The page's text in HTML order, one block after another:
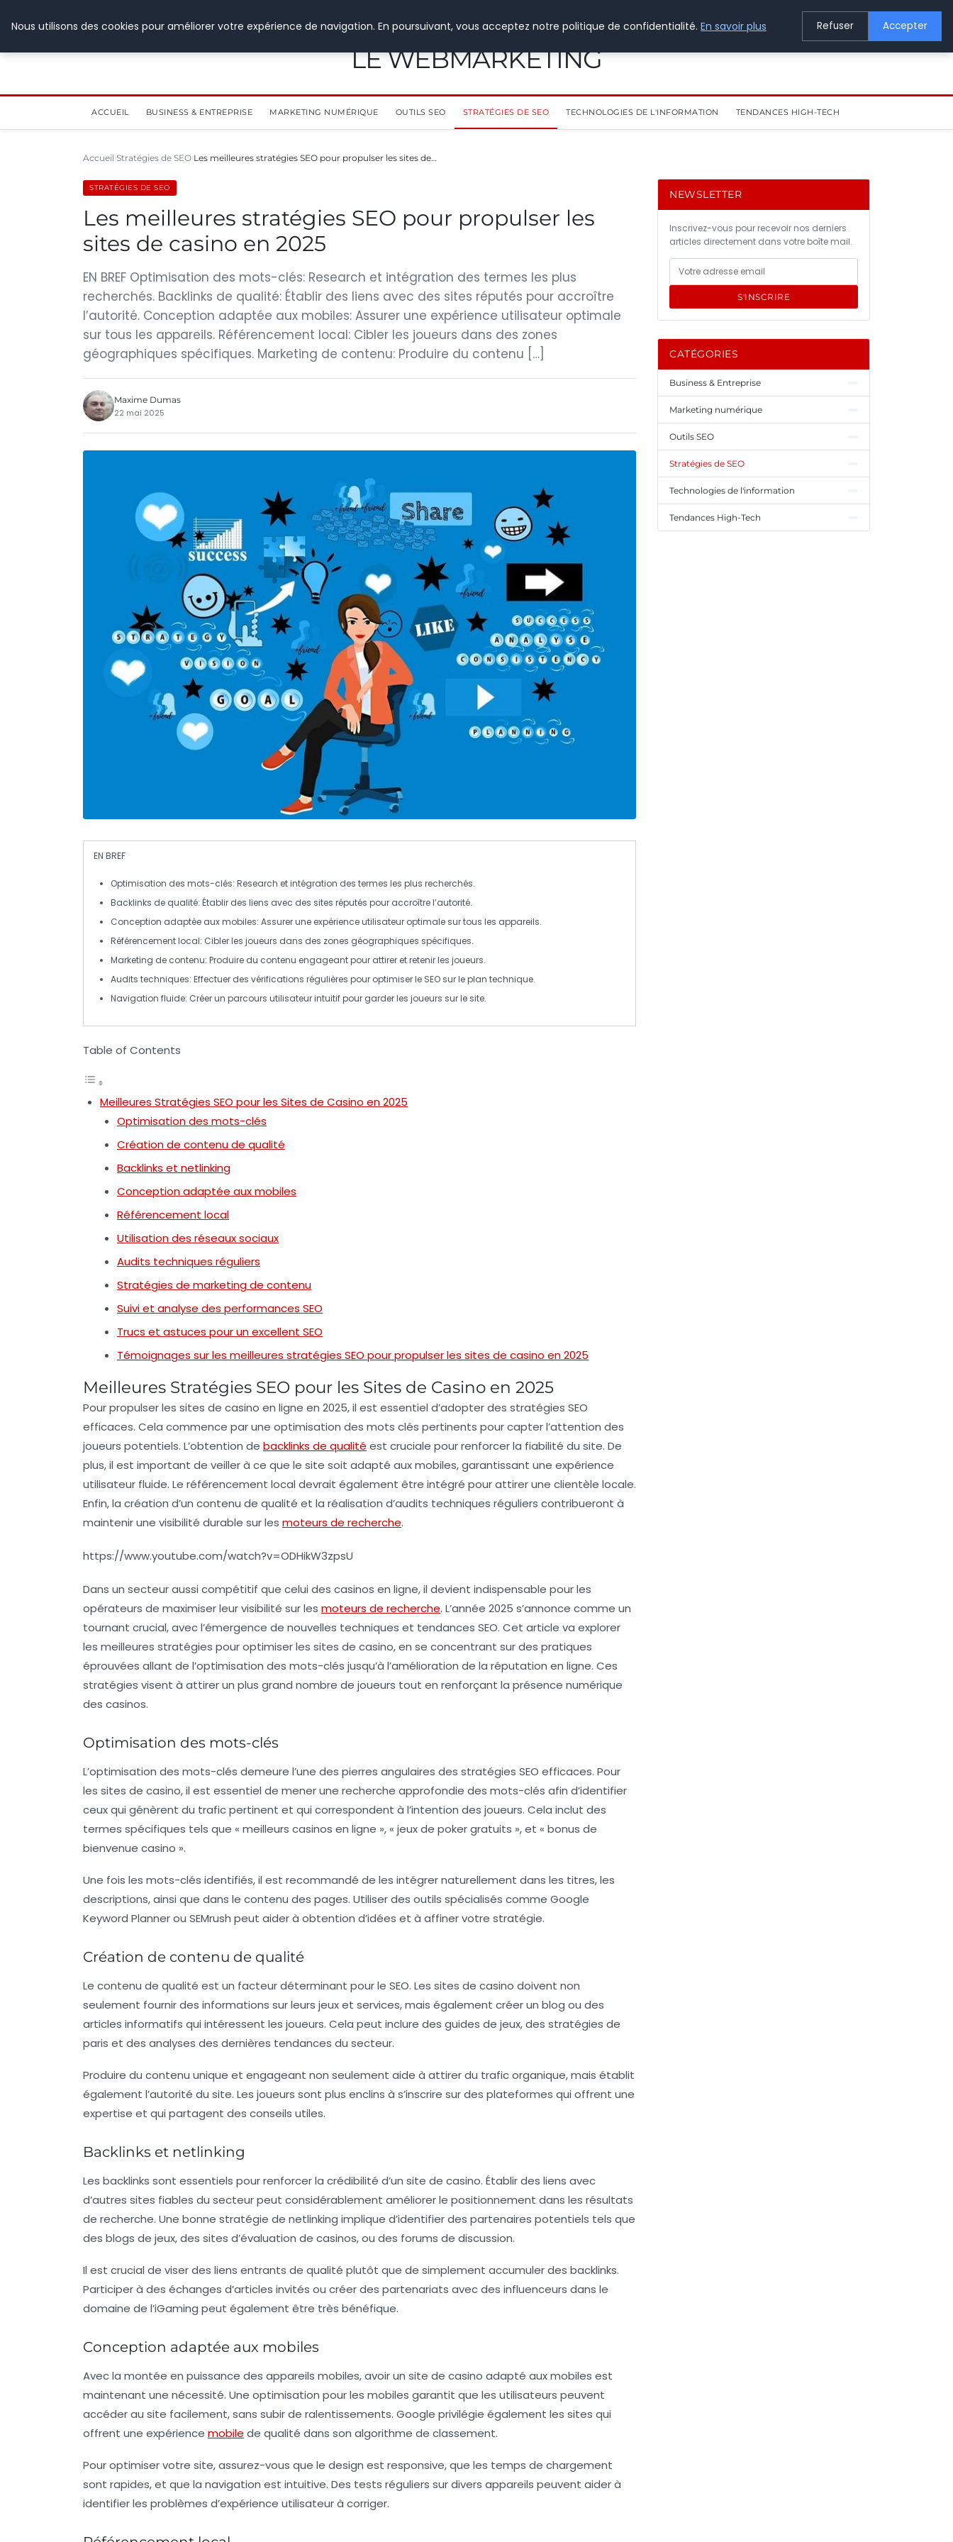
LE WEBMARKETING
ACCUEIL BUSINESS & ENTREPRISE MARKETING NUMÉRIQUE OUTILS SEO STRATÉGIES DE SEO TECHNOLOGIES DE L'INFORMATION TENDANCES HIGH-TECH
Accueil Stratégies de SEO Les meilleures stratégies SEO pour propulser les sites de…
STRATÉGIES DE SEO
Les meilleures stratégies SEO pour propulser les
sites de casino en 2025
EN BREF Optimisation des mots-clés: Research et intégration des termes les plus
recherchés. Backlinks de qualité: Établir des liens avec des sites réputés pour accroître
l’autorité. Conception adaptée aux mobiles: Assurer une expérience utilisateur optimale
sur tous les appareils. Référencement local: Cibler les joueurs dans des zones
géographiques spécifiques. Marketing de contenu: Produire du contenu […]
Maxime Dumas
22 mai 2025
EN BREF
Optimisation des mots-clés: Research et intégration des termes les plus recherchés.
Backlinks de qualité: Établir des liens avec des sites réputés pour accroître l’autorité.
Conception adaptée aux mobiles: Assurer une expérience utilisateur optimale sur tous les appareils.
Référencement local: Cibler les joueurs dans des zones géographiques spécifiques.
Marketing de contenu: Produire du contenu engageant pour attirer et retenir les joueurs.
Audits techniques: Effectuer des vérifications régulières pour optimiser le SEO sur le plan technique.
Navigation fluide: Créer un parcours utilisateur intuitif pour garder les joueurs sur le site.
Table of Contents
Meilleures Stratégies SEO pour les Sites de Casino en 2025
Optimisation des mots-clés
Création de contenu de qualité
Backlinks et netlinking
Conception adaptée aux mobiles
Référencement local
Utilisation des réseaux sociaux
Audits techniques réguliers
Stratégies de marketing de contenu
Suivi et analyse des performances SEO
Trucs et astuces pour un excellent SEO
Témoignages sur les meilleures stratégies SEO pour propulser les sites de casino en 2025
Meilleures Stratégies SEO pour les Sites de Casino en 2025
Pourpropulserles sites de casino en ligne en 2025, il est essentiel d’adopter des stratégies SEO
efficaces. Cela commence par une optimisation des mots clés pertinents pour capter l’attention des
joueurs potentiels. L’obtention de backlinks de qualité est cruciale pour renforcer la fiabilité du site. De
plus, il est important de veiller à ce que le site soit adapté aux mobiles, garantissant une expérience
utilisateur fluide. Le référencement local devrait également être intégré pour attirer une clientèle locale.
Enfin, la création d’un contenu de qualité et la réalisation d’audits techniques réguliers contribueront à
maintenir une visibilité durable sur les moteurs de recherche.
https://www.youtube.com/watch?v=ODHikW3zpsU
Dans un secteur aussi compétitif que celui des casinos en ligne, il devient indispensable pour les
opérateurs de maximiser leur visibilité sur les moteurs de recherche. L’année 2025 s’annonce comme un
tournant crucial, avec l’émergence de nouvelles techniques et tendances SEO. Cet article va explorer
les meilleures stratégies pour optimiser les sites de casino, en se concentrant sur des pratiques
éprouvées allant de l’optimisation des mots-clés jusqu’à l’amélioration de la réputation en ligne. Ces
stratégies visent à attirer un plus grand nombre de joueurs tout en renforçant la présence numérique
des casinos.
Optimisation des mots-clés
L’optimisation des mots-clés demeure l’une des pierres angulaires des stratégies SEO efficaces. Pour
les sites de casino, il est essentiel de mener une recherche approfondie des mots-clés afin d’identifier
ceux qui génèrent du trafic pertinent et qui correspondent à l’intention des joueurs. Cela inclut des
termes spécifiques tels que « meilleurs casinos en ligne », « jeux de poker gratuits », et « bonus de
bienvenue casino ».
Une fois les mots-clés identifiés, il est recommandé de les intégrer naturellement dans les titres, les
descriptions, ainsi que dans le contenu des pages. Utiliser des outils spécialisés comme Google
Keyword Planner ou SEMrush peut aider à obtention d’idées et à affiner votre stratégie.
Création de contenu de qualité
Le contenu de qualité est un facteur déterminant pour le SEO. Les sites de casino doivent non
seulement fournir des informations sur leurs jeux et services, mais également créer un blog ou des
articles informatifs qui intéressent les joueurs. Cela peut inclure des guides de jeux, des stratégies de
paris et des analyses des dernières tendances du secteur.
Produire du contenu unique et engageant non seulement aide à attirer du trafic organique, mais établit
également l’autorité du site. Les joueurs sont plus enclins à s’inscrire sur des plateformes qui offrent une
expertise et qui partagent des conseils utiles.
Backlinks et netlinking
Les backlinks sont essentiels pour renforcer la crédibilité d’un site de casino. Établir des liens avec
d’autres sites fiables du secteur peut considérablement améliorer le positionnement dans les résultats
de recherche. Une bonne stratégie de netlinking implique d’identifier des partenaires potentiels tels que
des blogs de jeux, des sites d’évaluation de casinos, ou des forums de discussion.
Il est crucial de viser des liens entrants de qualité plutôt que de simplement accumuler des backlinks.
Participer à des échanges d’articles invités ou créer des partenariats avec des influenceurs dans le
domaine de l’iGaming peut également être très bénéfique.
Conception adaptée aux mobiles
Avec la montée en puissance des appareils mobiles, avoir un site de casino adapté aux mobiles est
maintenant une nécessité. Une optimisation pour les mobiles garantit que les utilisateurs peuvent
accéder au site facilement, sans subir de ralentissements. Google privilégie également les sites qui
offrent une expérience mobile de qualité dans son algorithme de classement.
Pour optimiser votre site, assurez-vous que le design est responsive, que les temps de chargement
sont rapides, et que la navigation est intuitive. Des tests réguliers sur divers appareils peuvent aider à
identifier les problèmes d’expérience utilisateur à corriger.
NEWSLETTER
Inscrivez-vous pour recevoir nos derniers
articles directement dans votre boîte mail.
S'INSCRIRE
CATÉGORIES
Business & Entreprise
Marketing numérique
Outils SEO
Stratégies de SEO
Technologies de l'information
Tendances High-Tech
Nous utilisons des cookies pour améliorer votre expérience de navigation. En poursuivant, vous acceptez notre politique de confidentialité. En savoir plus Refuser Accepter